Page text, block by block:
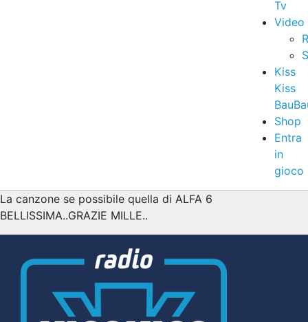
Tv
Video
Kiss
Kiss
Shop
Entra
in
gioco
La canzone se possibile quella di ALFA 6
BELLISSIMA..GRAZIE MILLE..